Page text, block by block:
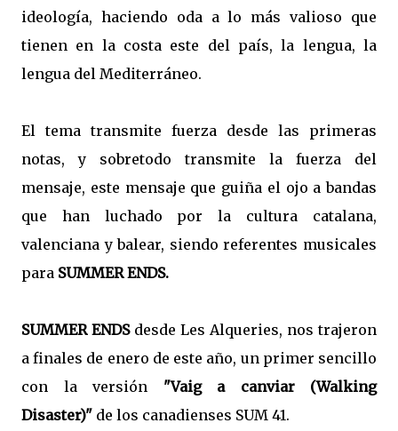
ideología, haciendo oda a lo más valioso que
tienen en la costa este del país, la lengua, la
lengua del Mediterráneo.
El tema transmite fuerza desde las primeras
notas, y sobretodo transmite la fuerza del
mensaje, este mensaje que guiña el ojo a bandas
que han luchado por la cultura catalana,
valenciana y balear, siendo referentes musicales
para SUMMER ENDS.
SUMMER ENDSdesde Les Alqueries, nos trajeron
a finales de enero de este año, un primer sencillo
con la versión "Vaig a canviar (Walking
Disaster)" de los canadienses SUM 41.